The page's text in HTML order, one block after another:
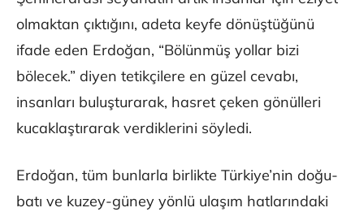
olmaktan çıktığını, adeta keyfe dönüştüğünü
ifade eden Erdoğan, “Bölünmüş yollar bizi
bölecek.” diyen tetikçilere en güzel cevabı,
insanları buluşturarak, hasret çeken gönülleri
kucaklaştırarak verdiklerini söyledi.
Erdoğan, tüm bunlarla birlikte Türkiye’nin doğu-
batı ve kuzey-güney yönlü ulaşım hatlarındaki